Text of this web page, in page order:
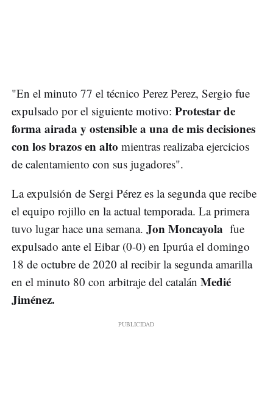
"En el minuto 77 el técnico Perez Perez, Sergio fue
expulsado por el siguiente motivo: Protestar de
forma airada y ostensible a una de mis decisiones
con los brazos en alto mientras realizaba ejercicios
de calentamiento con sus jugadores".
La expulsión de Sergi Pérez es la segunda que recibe
el equipo rojillo en la actual temporada. La primera
tuvo lugar hace una semana. Jon Moncayola fue
expulsado ante el Eibar (0-0) en Ipurúa el domingo
18 de octubre de 2020 al recibir la segunda amarilla
en el minuto 80 con arbitraje del catalán Medié
Jiménez.